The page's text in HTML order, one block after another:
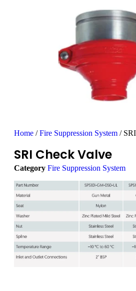
Home /Fire Suppression System /
SRI Check Valve
Category Fire Suppression System